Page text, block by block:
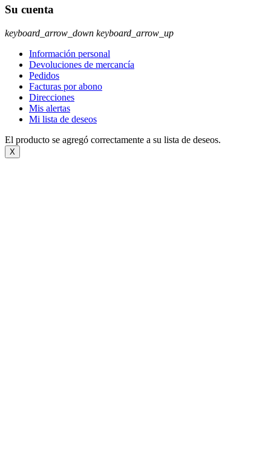
Su cuenta
keyboard_arrow_down keyboard_arrow_up
Información personal
Devoluciones de mercancía
Pedidos
Facturas por abono
Direcciones
Mis alertas
Mi lista de deseos
El producto se agregó correctamente a su lista de deseos.
X